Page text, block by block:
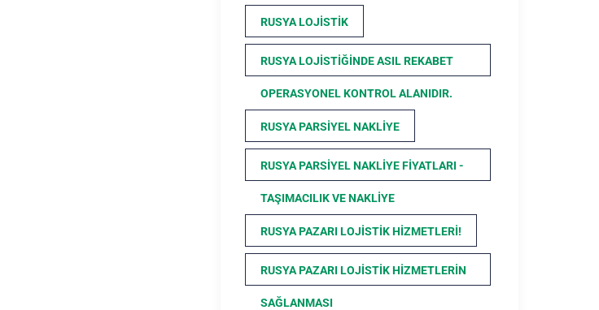
RUSYA LOJISTIK
RUSYA LOJISTIĞINDE ASIL REKABET
OPERASYONEL KONTROL ALANIDIR.
RUSYA PARSIYEL NAKLIYE
RUSYA PARSIYEL NAKLIYE FIYATLARI -
TAŞIMACILIK VE NAKLIYE
RUSYA PAZARI LOJISTIK HIZMETLERI!
RUSYA PAZARI LOJISTIK HIZMETLERIN
SAĞLANMASI